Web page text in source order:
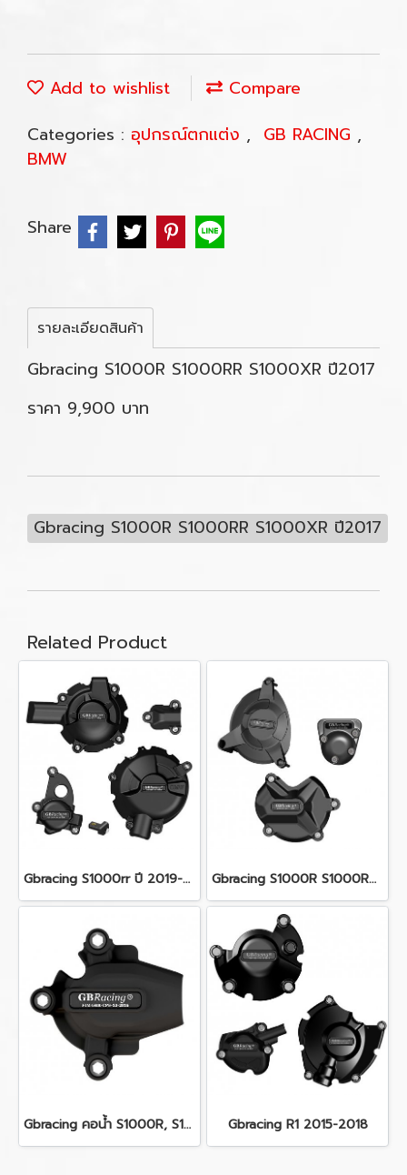
Add to wishlist
Compare
Categories : อุปกรณ์ตกแต่ง , GB RACING ,
BMW
Share
รายละเอียดสินค้า
Gbracing S1000R S1000RR S1000XR ปี2017
ราคา 9,900 บาท
Gbracing S1000R S1000RR S1000XR ปี2017
Related Product
Gbracing S1000rr ปี 2019-2020 Gbracing S1000R S1000RR S1000XR 2009-2016
Gbracing คอน้ำ S1000R, S1000RR, S1000XR Gbracing R1 2015-2018